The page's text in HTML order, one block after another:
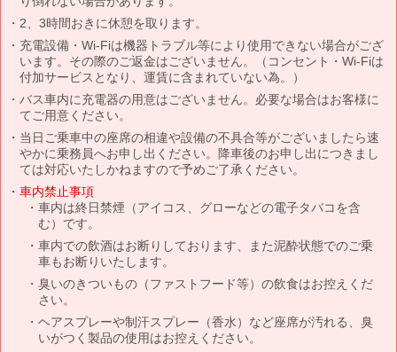
2、3時間おきに休憩を取ります。
充電設備・Wi-Fiは機器トラブル等により使用できない場合がござ
います。その際のご返金はございません。（コンセント・Wi-Fiは
付加サービスとなり、運賃に含まれていない為。）
バス車内に充電器の用意はございません。必要な場合はお客様に
てご用意ください。
当日ご乗車中の座席の相違や設備の不具合等がございましたら速
やかに乗務員へお申し出ください。降車後のお申し出につきまし
ては対応いたしかねますので予めご了承ください。
車内禁止事項
車内は終日禁煙（アイコス、グローなどの電子タバコを含
む）です。
車内での飲酒はお断りしております、また泥酔状態でのご乗
車もお断りいたします。
臭いのきついもの（ファストフード等）の飲食はお控えくだ
さい。
ヘアスプレーや制汗スプレー（香水）など座席が汚れる、臭
いがつく製品の使用はお控えください。